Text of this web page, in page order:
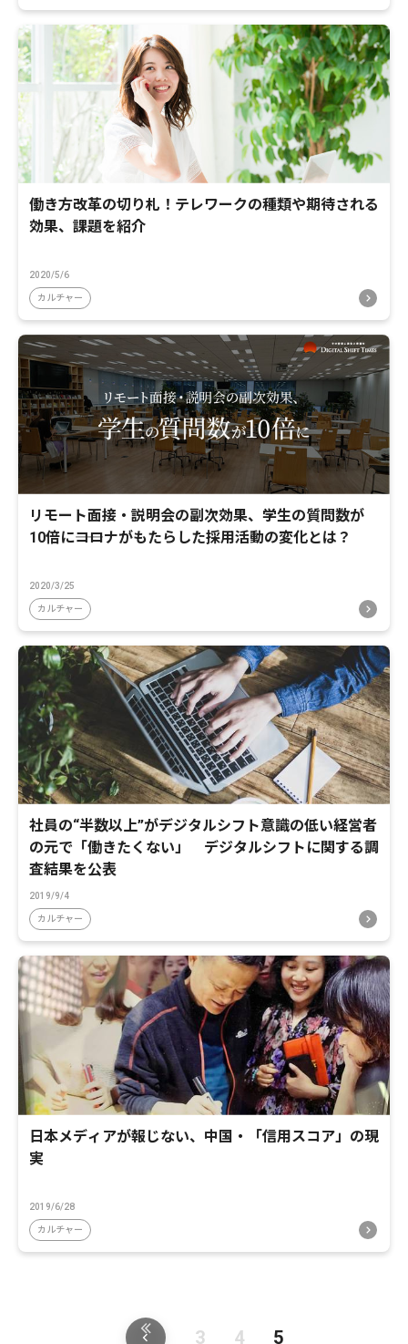
働き方改革の切り札！テレワークの種類や期待される
効果、課題を紹介
2020/5/6
カルチャー
リモート面接・説明会の副次効果、学生の質問数が
10倍に――コロナがもたらした採用活動の変化とは？
2020/3/25
カルチャー
社員の“半数以上”がデジタルシフト意識の低い経営者
の元で「働きたくない」 デジタルシフトに関する調
査結果を公表
2019/9/4
カルチャー
日本メディアが報じない、中国・「信用スコア」の現
実
2019/6/28
カルチャー
3 4 5